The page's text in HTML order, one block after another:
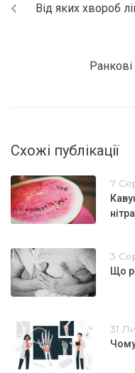
Від яких хвороб
Схожі публікації
7
3
Що
31